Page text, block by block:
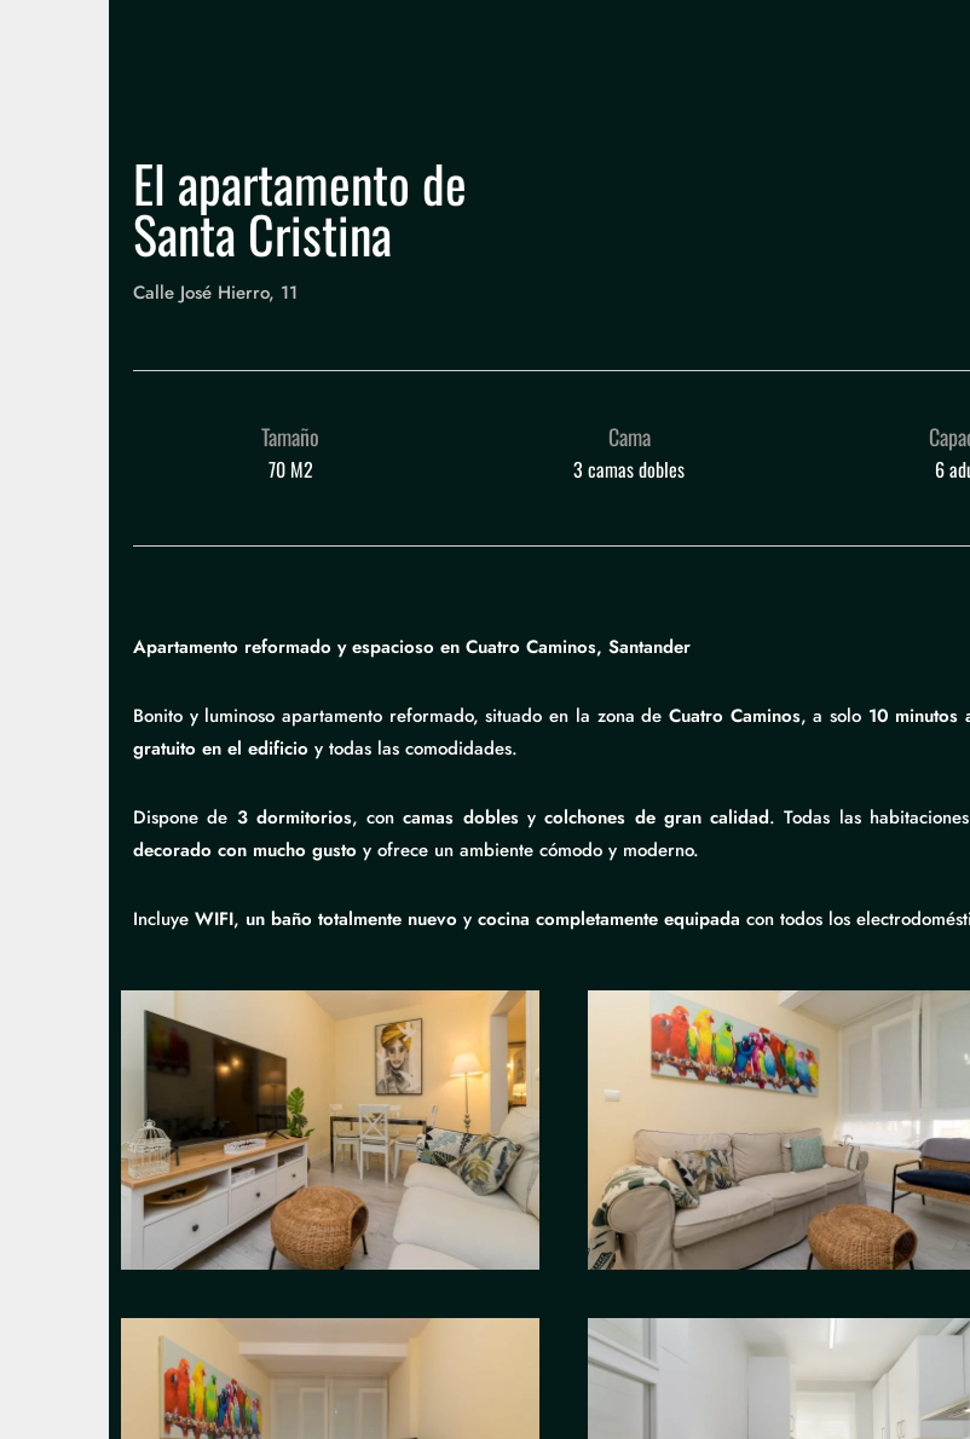
El apartamento de
Santa Cristina
Calle José Hierro, 11
Tamaño
70 M2
Cama
3 camas dobles 6
Apartamento reformado y espacioso en Cuatro Caminos, Santander
Bonito y luminoso apartamento reformado, situado en la zona de Cuatro Caminos, a solo 10 minutos
gratuito en el edificio y todas las comodidades.
Dispone de 3 dormitorios, concamas dobles ycolchones de gran calidad. Todas las
decorado con mucho gusto y ofrece un ambiente cómodo y moderno.
Incluye WIFI, un baño totalmente nuevo y cocina completamente equipada con todos los